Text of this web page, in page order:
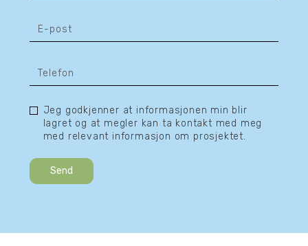
Jeg godkjenner at informasjonen min blir
lagret og at megler kan ta kontakt med meg
med relevant informasjon om prosjektet.